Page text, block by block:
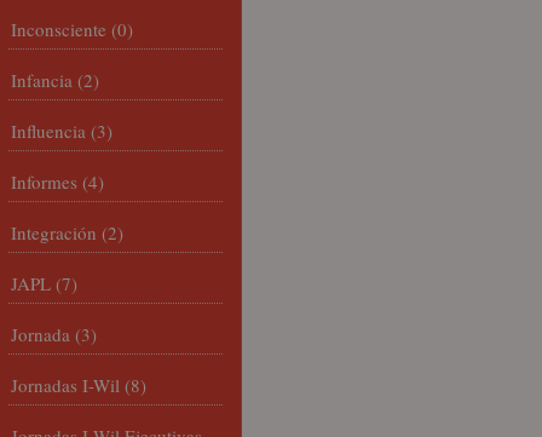
Inconsciente (0)
Infancia (2)
Influencia (3)
Informes (4)
Integración (2)
JAPL (7)
Jornada (3)
Jornadas I-Wil (8)